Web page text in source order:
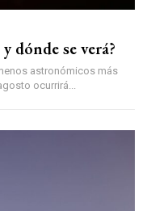
dónde se verá?
astronómicos más
ocurrirá...